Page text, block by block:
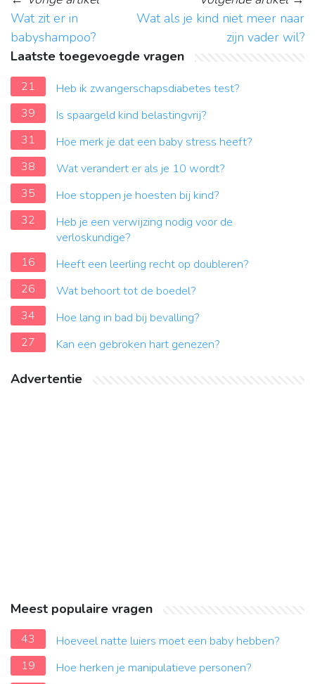
Wat zit er in
babyshampoo?
Wat als je kind niet meer naar
zijn vader wil?
Laatste toegevoegde vragen
21
Heb ik zwangerschapsdiabetes test?
39
Is spaargeld kind belastingvrij?
31
Hoe merk je dat een baby stress heeft?
38
Wat verandert er als je 10 wordt?
35
Hoe stoppen je hoesten bij kind?
32
Heb je een verwijzing nodig voor de
verloskundige?
16
Heeft een leerling recht op doubleren?
26
Wat behoort tot de boedel?
34
Hoe lang in bad bij bevalling?
27
Kan een gebroken hart genezen?
Advertentie
Meest populaire vragen
43
Hoeveel natte luiers moet een baby hebben?
19
Hoe herken je manipulatieve personen?